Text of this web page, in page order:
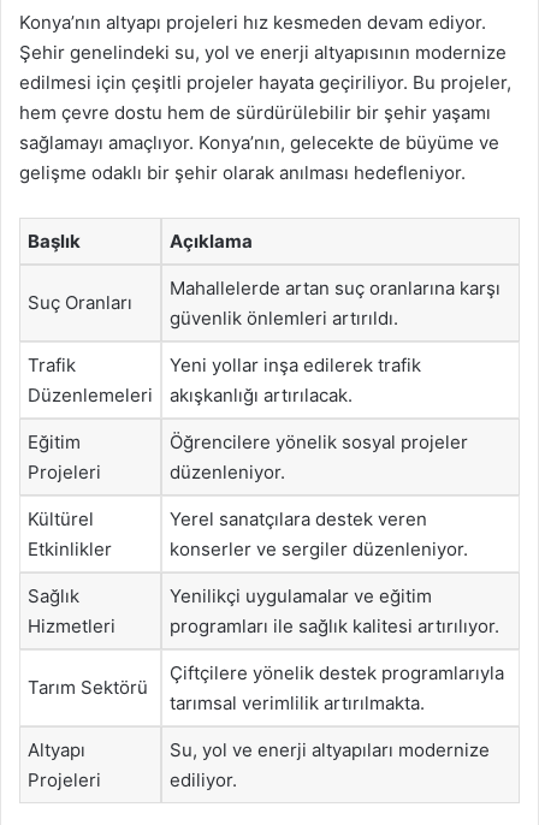
Konya’nın altyapı projeleri hız kesmeden devam ediyor.
Şehir genelindeki su, yol ve enerji altyapısının modernize
edilmesi için çeşitli projeler hayata geçiriliyor. Bu projeler,
hem çevre dostu hem de sürdürülebilir bir şehir yaşamı
sağlamayı amaçlıyor. Konya’nın, gelecekte de büyüme ve
gelişme odaklı bir şehir olarak anılması hedefleniyor.
Başlık Açıklama
Suç Oranları
Mahallelerde artan suç oranlarına karşı
güvenlik önlemleri artırıldı.
Trafik
Düzenlemeleri
Yeni yollar inşa edilerek trafik
akışkanlığı artırılacak.
Eğitim
Projeleri
Öğrencilere yönelik sosyal projeler
düzenleniyor.
Kültürel
Etkinlikler
Yerel sanatçılara destek veren
konserler ve sergiler düzenleniyor.
Sağlık
Hizmetleri
Yenilikçi uygulamalar ve eğitim
programları ile sağlık kalitesi artırılıyor.
Tarım Sektörü
Çiftçilere yönelik destek programlarıyla
tarımsal verimlilik artırılmakta.
Altyapı
Projeleri
Su, yol ve enerji altyapıları modernize
ediliyor.